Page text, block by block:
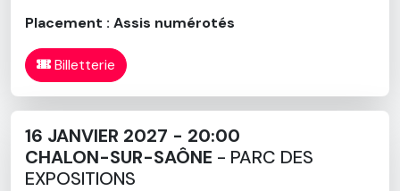
Placement : Assis numérotés
Billetterie
16 JANVIER 2027 - 20:00
CHALON-SUR-SAÔNE - PARC DES
EXPOSITIONS